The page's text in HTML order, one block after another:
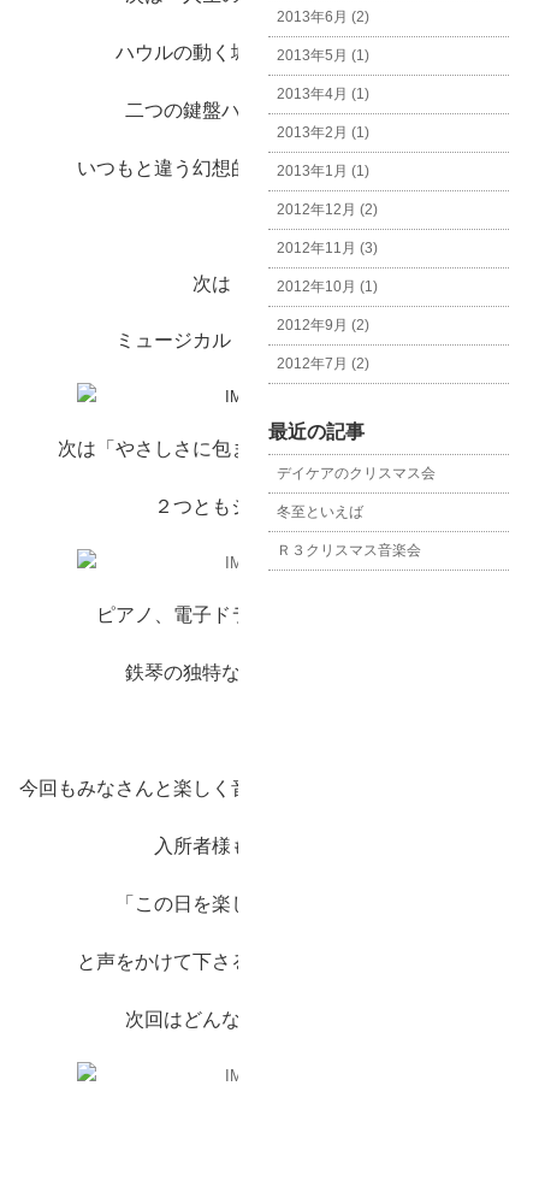
ハウルの動く城に使われる曲です。
二つの鍵盤ハーモニカで演奏され
いつもと違う幻想的な雰囲気が素敵でした。
次は「メモリー」
ミュージカル キャッツの曲です。
次は「やさしさに包まれて」「となりのトトロ」
２つともジブリの曲です。
ピアノ、電子ドラム、鉄琴で演奏され、
鉄琴の独特な高音に癒されます。
今回もみなさんと楽しく音楽会をすることができました。
入所者様も慣れてきたのか
「この日を楽しみに待っていたよ」
と声をかけて下さる方もいらっしゃいます。
次回はどんな音楽が聞けるかな？
2013年6月 (2)
2013年5月 (1)
2013年4月 (1)
2013年2月 (1)
2013年1月 (1)
2012年12月 (2)
2012年11月 (3)
2012年10月 (1)
2012年9月 (2)
2012年7月 (2)
最近の記事
デイケアのクリスマス会
冬至といえば
Ｒ３クリスマス音楽会